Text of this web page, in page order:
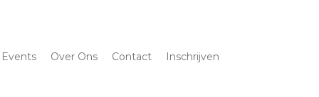
Events Over Ons Contact Inschrijven